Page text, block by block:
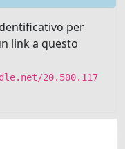
per
link a questo
20.500.117